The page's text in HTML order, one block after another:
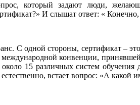
который задают люди,
И слышат ответ: « Конечно,
С одной стороны, сертификат –
конвенции, принявшей
15 различных систем обучения
естественно, встает вопрос: «А